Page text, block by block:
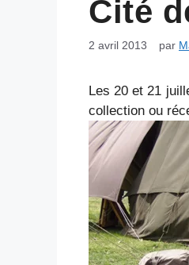
Cité
2 avril 2013 par
Les 20 et 21
collection ou